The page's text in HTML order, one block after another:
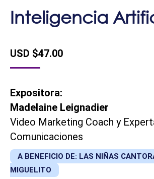
Inteligencia
USD $47.00
Expositora:
Madelaine Leignadier
Video Marketing Coach y
Comunicaciones
A BENEFICIO DE: LAS NIÑAS
MIGUELITO